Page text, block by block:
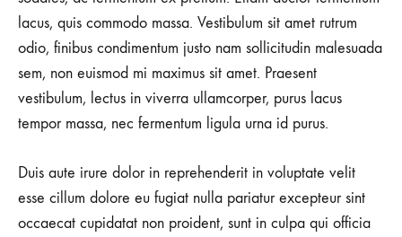
lacus, quis commodo massa. Vestibulum sit amet rutrum
odio, finibus condimentum justo nam sollicitudin malesuada
sem, non euismod mi maximus sit amet. Praesent
vestibulum, lectus in viverra ullamcorper, purus lacus
tempor massa, nec fermentum ligula urna id purus.
Duis aute irure dolor in reprehenderit in voluptate velit
esse cillum dolore eu fugiat nulla pariatur excepteur sint
occaecat cupidatat non proident, sunt in culpa qui officia